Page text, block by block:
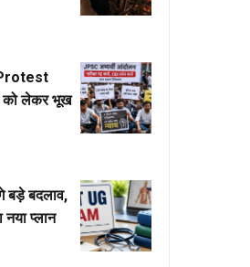
को लेकर भूख
बड़े बदलाव,
प्लान